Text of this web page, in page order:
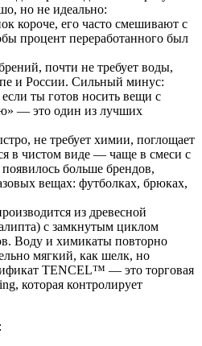
но не идеально:
короче, его часто смешивают с
процент переработанного был
почти не требует воды,
и России. Сильный минус:
ты готов носить вещи с
— это один из лучших
не требует химии, поглощает
в чистом виде — чаще в смеси с
больше брендов,
вещах: футболках, брюках,
из древесной
с замкнутым циклом
Воду и химикаты повторно
мягкий, как шелк, но
TENCEL™ — это торговая
которая контролирует